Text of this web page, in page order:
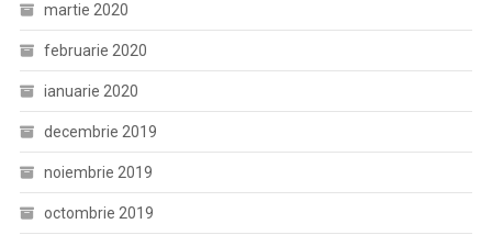
martie 2020
februarie 2020
ianuarie 2020
decembrie 2019
noiembrie 2019
octombrie 2019